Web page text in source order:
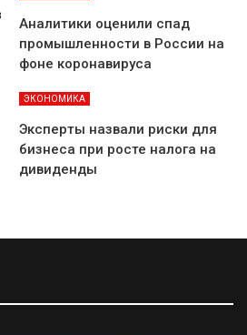
Аналитики оценили спад
промышленности в России на
фоне коронавируса
ЭКОНОМИКА
Эксперты назвали риски для
бизнеса при росте налога на
дивиденды